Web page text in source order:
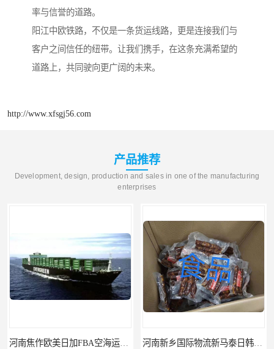
率与信誉的道路。
阳江中欧铁路，不仅是一条货运线路，更是连接我们与
客户之间信任的纽带。让我们携手，在这条充满希望的
道路上，共同驶向更广阔的未来。
http://www.xfsgj56.com
产品推荐
Development, design, production and sales in one of the manufacturing
enterprises
河南焦作欧美日加FBA空海运入仓DHL快递代理当日提取 河南新乡国际物流新马泰日韩菲律宾老挝缅甸印尼柬埔寨双清包税